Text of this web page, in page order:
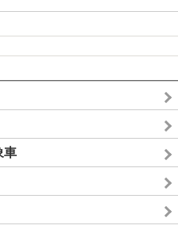
車